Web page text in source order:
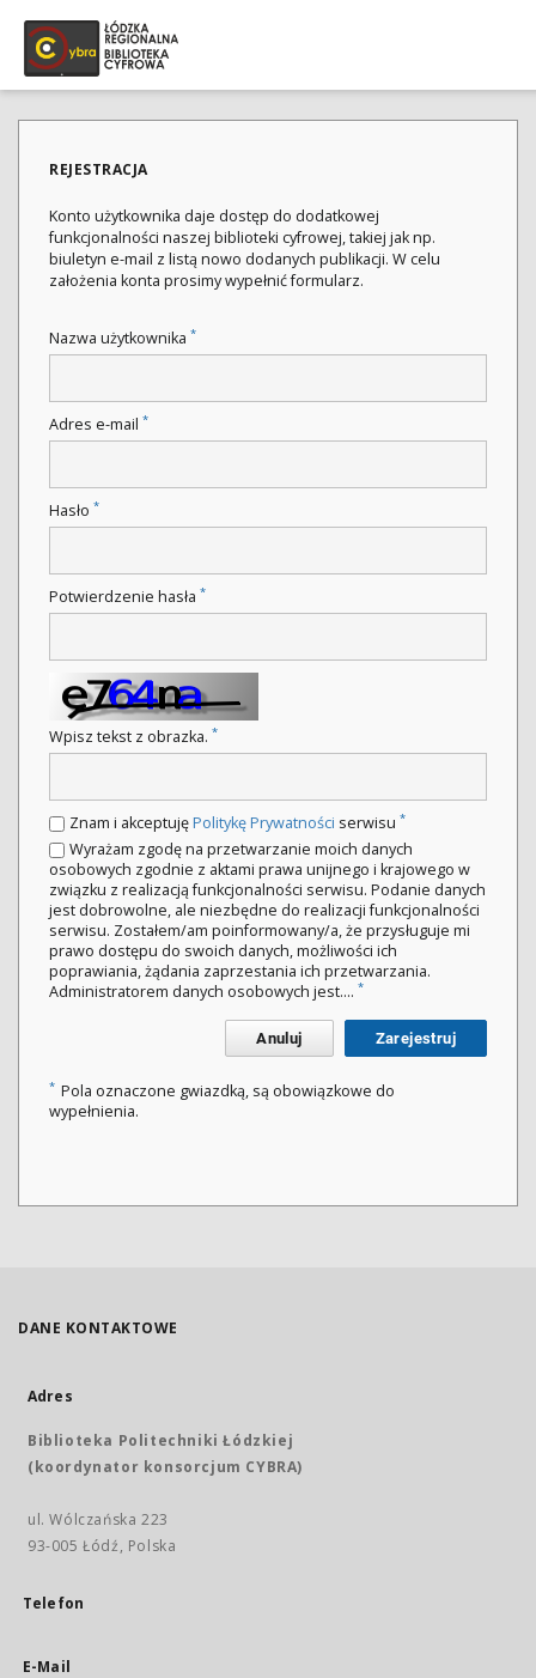
REJESTRACJA
Konto użytkownika daje dostęp do dodatkowej
funkcjonalności naszej biblioteki cyfrowej, takiej jak np.
biuletyn e-mail z listą nowo dodanych publikacji. W celu
założenia konta prosimy wypełnić formularz.
Nazwa użytkownika *
Adres e-mail *
Hasło *
Potwierdzenie hasła *
Wpisz tekst z obrazka. *
Znam i akceptujęPolitykę Prywatności serwisu *
Wyrażam zgodę na przetwarzanie moich danych
osobowych zgodnie z aktami prawa unijnego i krajowego w
związku z realizacją funkcjonalności serwisu. Podanie danych
jest dobrowolne, ale niezbędne do realizacji funkcjonalności
serwisu. Zostałem/am poinformowany/a, że przysługuje mi
prawo dostępu do swoich danych, możliwości ich
poprawiania, żądania zaprzestania ich przetwarzania.
Administratorem danych osobowych jest.... *
Anuluj Zarejestruj
* Pola oznaczone gwiazdką, są obowiązkowe do
wypełnienia.
DANE KONTAKTOWE
Adres
Biblioteka Politechniki Łódzkiej
(koordynator konsorcjum CYBRA)
ul. Wólczańska 223
93-005 Łódź, Polska
Telefon
E-Mail